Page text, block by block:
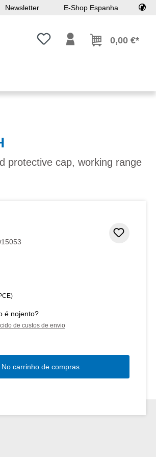
Newsletter E-Shop Espanha
Tem 0 itens da lista de desejos
0,00 €*
protective cap, working range
é nojento?
de custos de envio
do Produto: Insira a
No carrinho de compras